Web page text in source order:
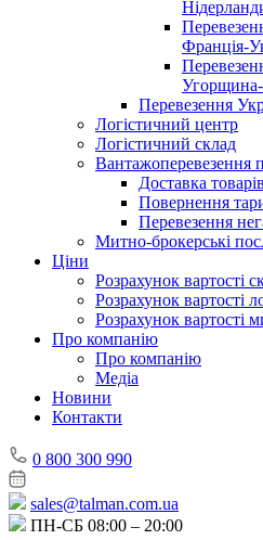
Франція-
Угорщина-
Перевезення
Логістичний центр
Логістичний склад
Вантажоперевезення
Доставка
Повернення
Перевезення
Митно-брокерські
Ціни
Розрахунок вартості
Розрахунок вартості
Розрахунок вартості
Про компанію
Про компанію
Медіа
Новини
Контакти
0 800 300 990
sales@talman.com.ua
ПН-СБ 08:00 – 20:00